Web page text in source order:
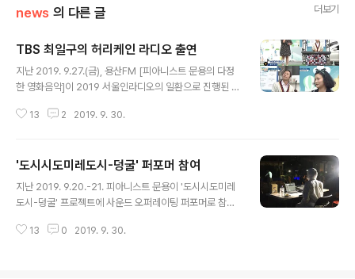
news 의 다른 글 더보기
TBS 최일구의 허리케인 라디오 출연
지난 2019. 9.27.(금), 용산FM [피아니스트 문용의 다정
한 영화음악]이 2019 서울인라디오의 일환으로 진행된 T
싶은 거리에서 공개방송으로 꾸며진 이 무대에는 문용과
n Rhapsody'를 열창했습니다. 너무 아름다운 연주이니
아래 링크에서 꼭 감상해보시기 바랍니다. [피다영 출연 부
분: https://youtu.be/5jTJY4cW4wY?t=873] 피다영
be/5jTJY4cW4wY?t=1159] 문용&랑쇼 '보헤미안 랩
13 2 2019. 9. 30.
'도시시도미레도시-덩굴' 퍼포머 참여
지난 2019. 9.20.-21. 피아니스트 문용이 '도시시도미레
도시-덩굴' 프로젝트에 사운드 오퍼레이팅 퍼포머로 참여
+도시시도 미래도시-덩굴 작곡 김준호, 김인규, 김정근 바
13 0 2019. 9. 30.